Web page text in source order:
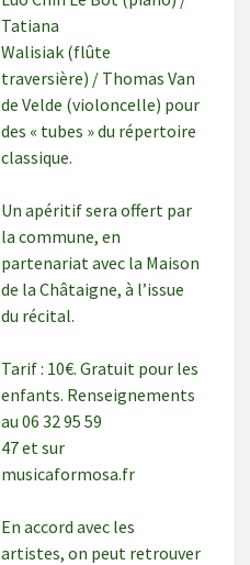
Tatiana
Walisiak (flûte
traversière) / Thomas Van
de Velde (violoncelle) pour
des « tubes » du répertoire
classique.
Un apéritif sera offert par
la commune, en
partenariat avec la Maison
de la Châtaigne, à l’issue
du récital.
Tarif : 10€. Gratuit pour les
enfants. Renseignements
au 06 32 95 59
47 et sur
musicaformosa.fr
En accord avec les
artistes, on peut retrouver